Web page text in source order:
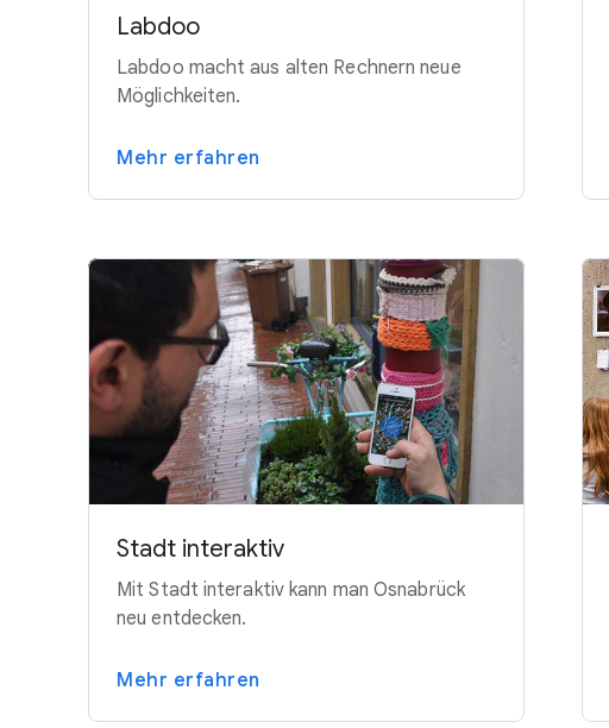
Labdoo
Labdoo macht aus alten Rechnern neue
Möglichkeiten.
Mehr erfahren
Stadt interaktiv
Mit Stadt interaktiv kann man Osnabrück
neu entdecken.
Mehr erfahren